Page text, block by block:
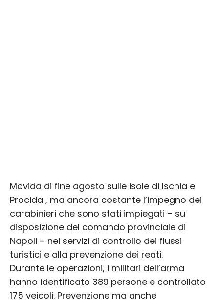
Movida di fine agosto sulle isole di Ischia e
Procida , ma ancora costante l’impegno dei
carabinieri che sono stati impiegati – su
disposizione del comando provinciale di
Napoli – nei servizi di controllo dei flussi
turistici e alla prevenzione dei reati.
Durante le operazioni, i militari dell’arma
hanno identificato 389 persone e controllato
175 veicoli. Prevenzione ma anche